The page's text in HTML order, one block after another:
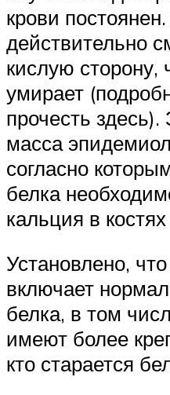
крови
действительно
кислую сторону,
умирает
прочесть
масса
согласно
белка
кальция в костях
Установлено,
включает
белка, в том
имеют более
кто старается